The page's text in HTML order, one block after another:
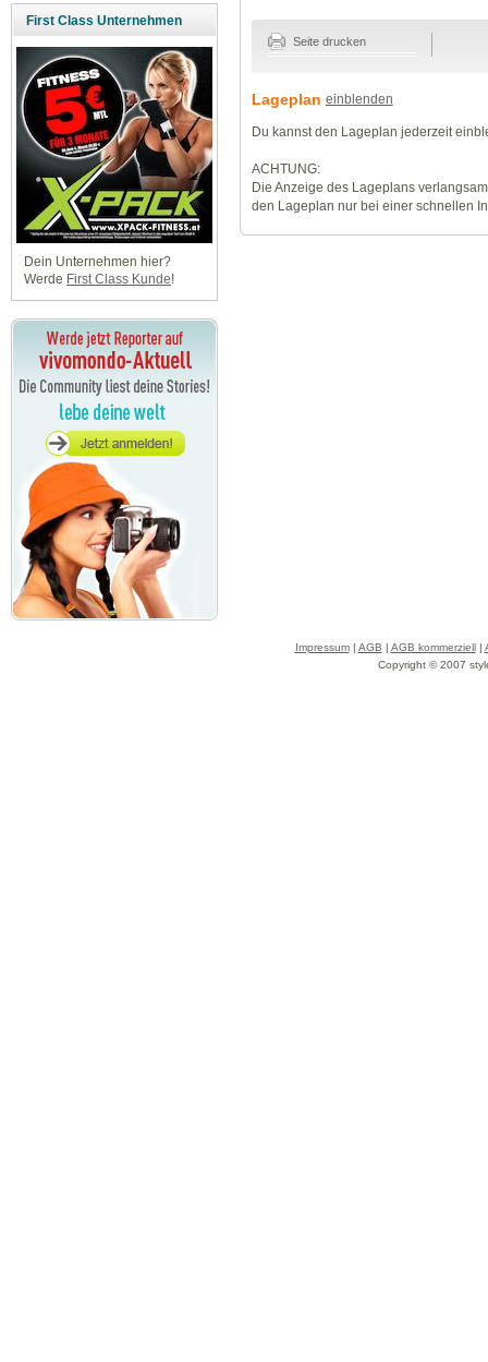
First Class Unternehmen
Dein Unternehmen hier?
Werde First Class Kunde!
Seite drucken
Lageplan einblenden
Du kannst den Lageplan jederzeit
ACHTUNG:
Die Anzeige des Lageplans
den Lageplan nur bei einer schnellen
Impressum| AGB | AGB kommerziell|
Copyright © 2007